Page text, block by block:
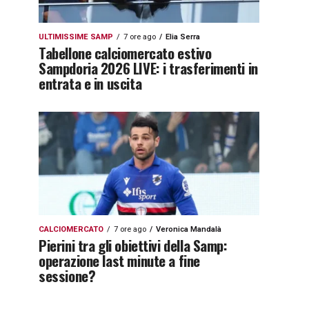
ULTIMISSIME SAMP 7 ore ago Elia Serra
Tabellone calciomercato estivo
Sampdoria 2026 LIVE: i trasferimenti in
entrata e in uscita
CALCIOMERCATO 7 ore ago Veronica Mandalà
Pierini tra gli obiettivi della Samp:
operazione last minute a fine
sessione?